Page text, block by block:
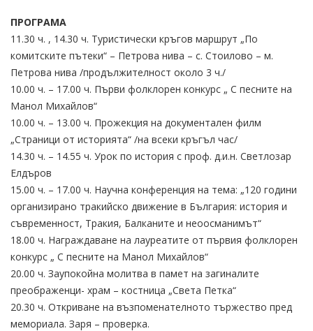
ПРОГРАМА
11.30 ч. , 14.30 ч. Туристически кръгов маршрут „По
комитските пътеки“ – Петрова нива – с. Стоилово – м.
Петрова нива /продължителност около 3 ч./
10.00 ч. – 17.00 ч. Първи фолклорен конкурс „ С песните на
Манол Михайлов“
10.00 ч. – 13.00 ч. Прожекция на документален филм
„Страници от историята“ /на всеки кръгъл час/
14.30 ч. – 14.55 ч. Урок по история с проф. д.и.н. Светлозар
Елдъров
15.00 ч. – 17.00 ч. Научна конференция на тема: „120 години
организирано тракийско движение в България: история и
съвременност, Тракия, Балканите и неоосманимът“
18.00 ч. Награждаване на лауреатите от първия фолклорен
конкурс „ С песните на Манол Михайлов“
20.00 ч. Заупокойна молитва в памет на загиналите
преображенци- храм – костница „Света Петка“
20.30 ч. Откриване на възпоменателното тържество пред
мемориала. Заря – проверка.